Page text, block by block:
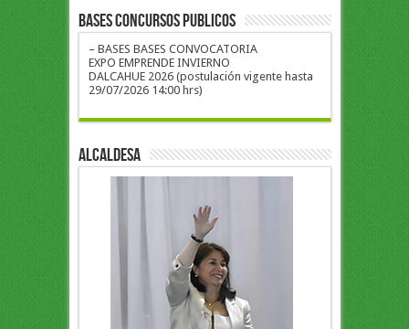
BASES CONCURSOS PUBLICOS
– BASES BASES CONVOCATORIA
EXPO EMPRENDE INVIERNO
DALCAHUE 2026 (postulación vigente hasta
29/07/2026 14:00 hrs)
ALCALDESA